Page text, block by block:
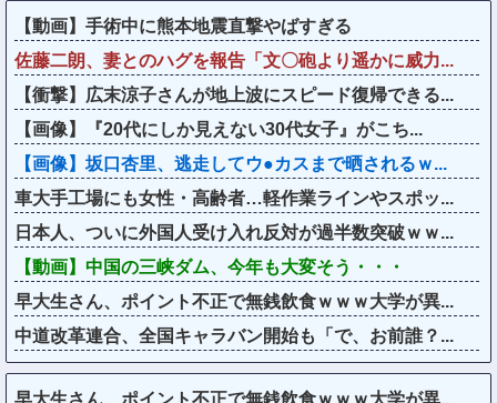
【動画】手術中に熊本地震直撃やばすぎる
佐藤二朗、妻とのハグを報告「文〇砲より遥かに威力...
【衝撃】広末涼子さんが地上波にスピード復帰できる...
【画像】『20代にしか見えない30代女子』がこち...
【画像】坂口杏里、逃走してウ●カスまで晒されるｗ...
車大手工場にも女性・高齢者…軽作業ラインやスポッ...
日本人、ついに外国人受け入れ反対が過半数突破ｗｗ...
【動画】中国の三峡ダム、今年も大変そう・・・
早大生さん、ポイント不正で無銭飲食ｗｗｗ大学が異...
中道改革連合、全国キャラバン開始も「で、お前誰？...